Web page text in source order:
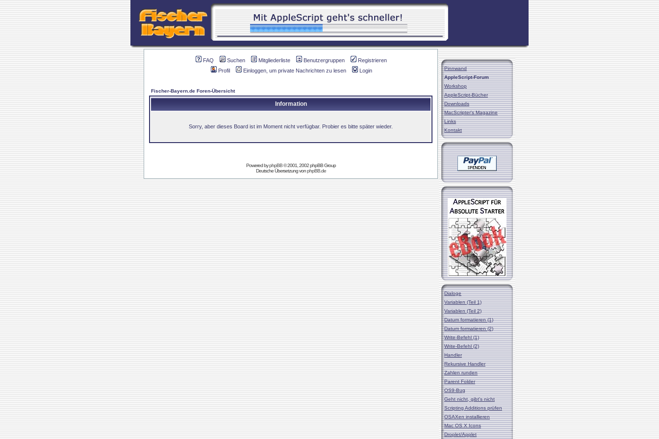
FAQ Suchen Mitgliederliste Benutzergruppen
Registrieren
Profil
Einloggen, um private Nachrichten zu lesen Login
Fischer-Bayern.de Foren-Übersicht
Information
Sorry, aber dieses Board ist im Moment nicht verfügbar. Probier es bitte später wieder.
Powered byphpBB© 2001, 2002 phpBB Group
Deutsche Übersetzung vonphpBB.de
Pinnwand
AppleScript-Forum
Workshop
AppleScript-Bücher
Downloads
MacScripter's Magazine
Links
Kontakt
Dialoge
Variablen (Teil 1)
Variablen (Teil 2)
Datum formatieren (1)
Datum formatieren (2)
Write-Befehl (1)
Write-Befehl (2)
Handler
Rekursive Handler
Zahlen runden
Parent Folder
OS9-Bug
Geht nicht, gibt's nicht
Scripting Additions prüfen
OSAXen installieren
Mac OS X Icons
Droplet/Applet